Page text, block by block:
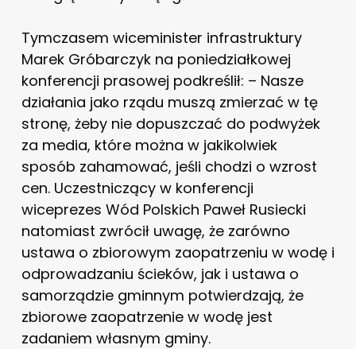
Tymczasem wiceminister infrastruktury
Marek Gróbarczyk na poniedziałkowej
konferencji prasowej podkreślił: – Nasze
działania jako rządu muszą zmierzać w tę
stronę, żeby nie dopuszczać do podwyżek
za media, które można w jakikolwiek
sposób zahamować, jeśli chodzi o wzrost
cen. Uczestniczący w konferencji
wiceprezes Wód Polskich Paweł Rusiecki
natomiast zwrócił uwagę, że zarówno
ustawa o zbiorowym zaopatrzeniu w wodę i
odprowadzaniu ścieków, jak i ustawa o
samorządzie gminnym potwierdzają, że
zbiorowe zaopatrzenie w wodę jest
zadaniem własnym gminy.